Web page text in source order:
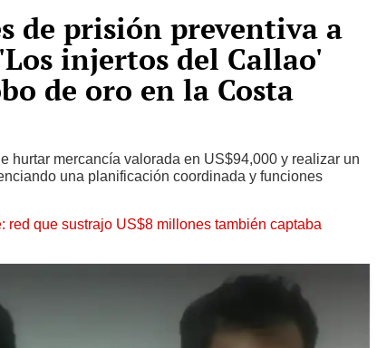
de prisión preventiva a
injertos del Callao'
de oro en la Costa
hurtar mercancía valorada en US$94,000 y realizar un
una planificación coordinada y funciones
red que sustrajo US$8 millones también captaba